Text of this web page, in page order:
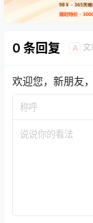
0 条回复 A 文
欢迎您，新朋友